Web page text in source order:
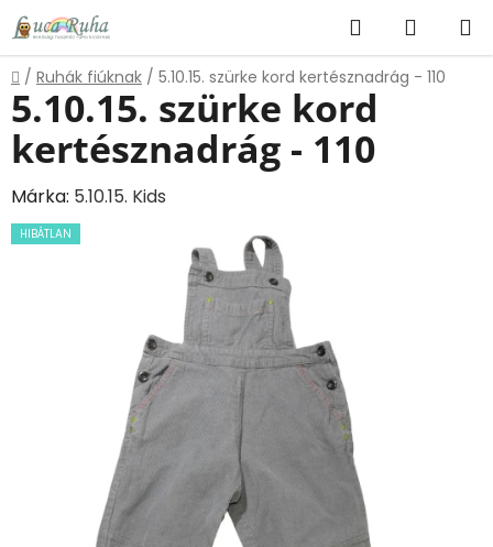
Ugrás
fő
tartalomhoz
KeresésKOSÁR
Kezdőlap
/ Ruhák fiúknak / 5.10.15. szürke kord kertésznadrág - 110
5.10.15. szürke kord
kertésznadrág - 110
Márka: 5.10.15. Kids
HIBÁTLAN